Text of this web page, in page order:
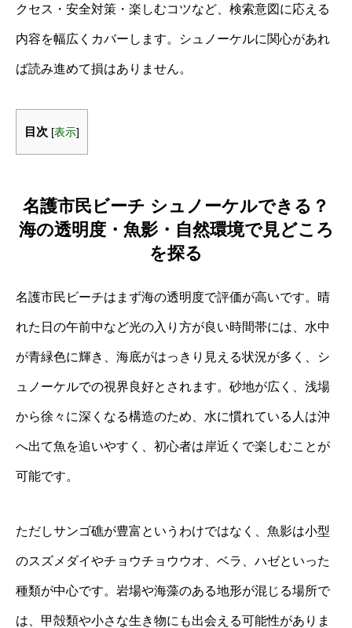
クセス・安全対策・楽しむコツなど、検索意図に応える
内容を幅広くカバーします。シュノーケルに関心があれ
ば読み進めて損はありません。
目次 [表示]
名護市民ビーチ シュノーケルできる？
海の透明度・魚影・自然環境で見どころ
を探る
名護市民ビーチはまず海の透明度で評価が高いです。晴
れた日の午前中など光の入り方が良い時間帯には、水中
が青緑色に輝き、海底がはっきり見える状況が多く、シ
ュノーケルでの視界良好とされます。砂地が広く、浅場
から徐々に深くなる構造のため、水に慣れている人は沖
へ出て魚を追いやすく、初心者は岸近くで楽しむことが
可能です。
ただしサンゴ礁が豊富というわけではなく、魚影は小型
のスズメダイやチョウチョウウオ、ベラ、ハゼといった
種類が中心です。岩場や海藻のある地形が混じる場所で
は、甲殻類や小さな生き物にも出会える可能性がありま